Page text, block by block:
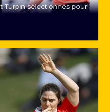
Turpin sélectionnés pour